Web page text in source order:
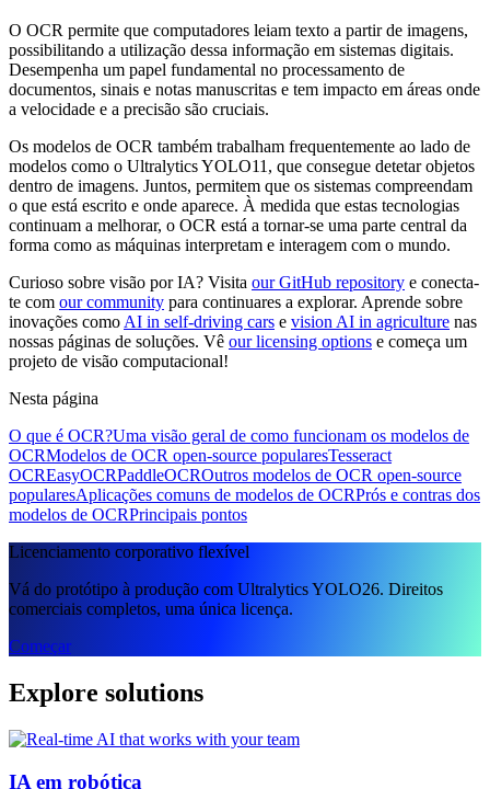
O OCR permite que computadores leiam texto a partir de imagens,
possibilitando a utilização dessa informação em sistemas digitais.
Desempenha um papel fundamental no processamento de
documentos, sinais e notas manuscritas e tem impacto em áreas onde
a velocidade e a precisão são cruciais.
Os modelos de OCR também trabalham frequentemente ao lado de
modelos como o Ultralytics YOLO11, que consegue detetar objetos
dentro de imagens. Juntos, permitem que os sistemas compreendam
o que está escrito e onde aparece. À medida que estas tecnologias
continuam a melhorar, o OCR está a tornar-se uma parte central da
forma como as máquinas interpretam e interagem com o mundo.
Curioso sobre visão por IA? Visita our GitHub repository e conecta-
te com our community para continuares a explorar. Aprende sobre
inovações como AI in self-driving cars e vision AI in agriculture nas
nossas páginas de soluções. Vê our licensing options e começa um
projeto de visão computacional!
Nesta página
O que é OCR?Uma visão geral de como funcionam os modelos de
OCRModelos de OCR open-source popularesTesseract
OCREasyOCRPaddleOCROutros modelos de OCR open-source
popularesAplicações comuns de modelos de OCRPrós e contras dos
modelos de OCRPrincipais pontos
Licenciamento corporativo flexível
Vá do protótipo à produção com Ultralytics YOLO26. Direitos
comerciais completos, uma única licença.
Começar
Explore solutions
IA em robótica